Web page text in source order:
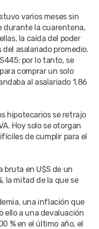
varios meses sin
durante la cuarentena,
la caída del poder
asalariado promedio.
por lo tanto, se
comprar un solo
al asalariado 1,86
hipotecarios se retrajo
Hoy solo se otorgan
de cumplir para el
bruta en U$S de un
la mitad de la que se
una inflación que
ello a una devaluación
% en el último año, el